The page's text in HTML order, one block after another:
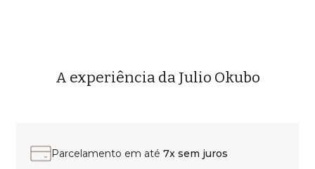
A experiência da Julio Okubo
Parcelamento em até 7x sem juros